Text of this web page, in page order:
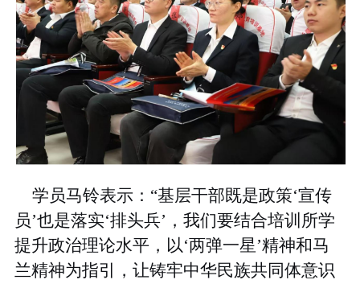
学员马铃表示： “基层干部既是政策‘宣传
员’也是落实‘排头兵’， 我们要结合培训 所学
提升政治理论水平，以‘两弹一星’精神和马
兰精神为指引，让铸牢中华民族共同体意识